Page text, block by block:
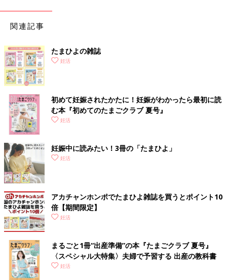
関連記事
たまひよの雑誌
妊活
初めて妊娠されたかたに！妊娠がわかったら最初に読
む本『初めてのたまごクラブ 夏号』
妊活
妊娠中に読みたい！3冊の「たまひよ」
妊活
アカチャンホンポでたまひよ雑誌を買うとポイント10
倍【期間限定】
妊活
まるごと1冊“出産準備”の本『たまごクラブ 夏号』
〈スペシャル大特集〉夫婦で予習する 出産の教科書
妊活